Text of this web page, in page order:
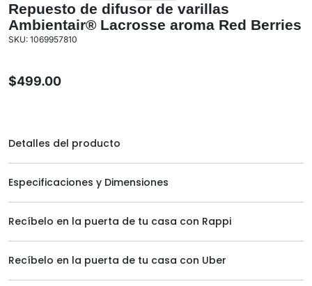
Repuesto de difusor de varillas
Ambientair® Lacrosse aroma Red Berries
SKU: 1069957810
$499.00
Detalles del producto
Especificaciones y Dimensiones
Recíbelo en la puerta de tu casa con Rappi
Recíbelo en la puerta de tu casa con Uber